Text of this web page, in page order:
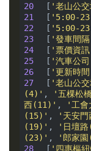
20
[ '老山公
21
[ '5:00-
22
[ '5:00-
23
[ '發車間
24
[ '票價資
25
[ '汽車公
26
[ '更新時
27
[ '老山公
(4)' , '五棵松
西(11)' , '工
(15)' , '天安
(19)' , '日壇
(23)' , '郎家
28
[ '四惠樞